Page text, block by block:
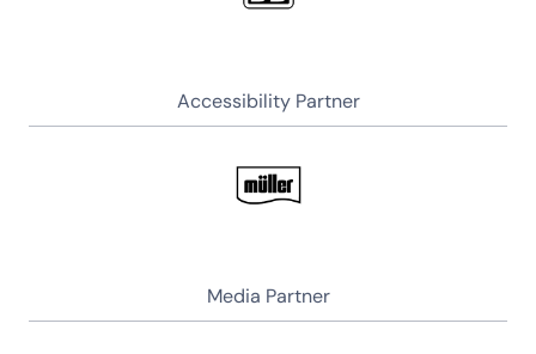
Accessibility Partner
Media Partner